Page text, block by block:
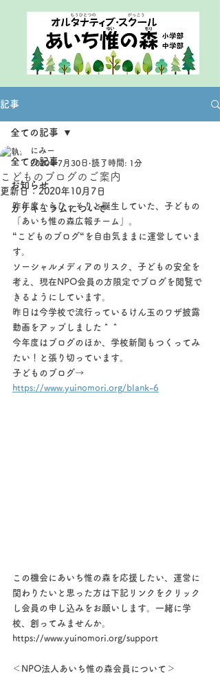
記事
全ての記事
お知らせ
カリキュラムについて
全ての記事
こどものブログのご案内
にみー
2020年7月30日 読了時間: 1分
更新日： 2020年10月7日
昨年度からひっそりと誕生していた、子どもの
「あいち惟の森広報チーム」。
“こどものブログ“を自由気ままに運営していま
す。
ソーシャルメディアのリスク、子どもの安全を
考え、現在NPO会員の方限定でブログを閲覧で
きるようにしています。
昨日は今学校で流行っているけん玉のワザ披露
動画をアップしました＾＾
今年度はブログのほか、学校新聞もつくってみ
たい！と張り切っています。
子どものブログ→
https://www.yuinomori.org/blank-6
この機会にあいち惟の森を応援したい、運営に
関わりたいと思った方は下記リンクをクリック
し会員の申し込みをお願いします。一緒に学
校、創ってみませんか。
https://www.yuinomori.org/support
＜NPO法人あいち惟の森会員について＞